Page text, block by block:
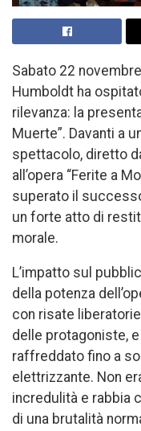
Sabato 22
Humboldt ha
rilevanza: la
Muerte”. Davanti a
spettacolo, diretto
all’opera “Ferite a
superato il
un forte atto di
morale.
L’impatto sul
della potenza
con risate
delle protagoniste,
raffreddato fino a
elettrizzante. Non
incredulità e rabbia
di una brutalità